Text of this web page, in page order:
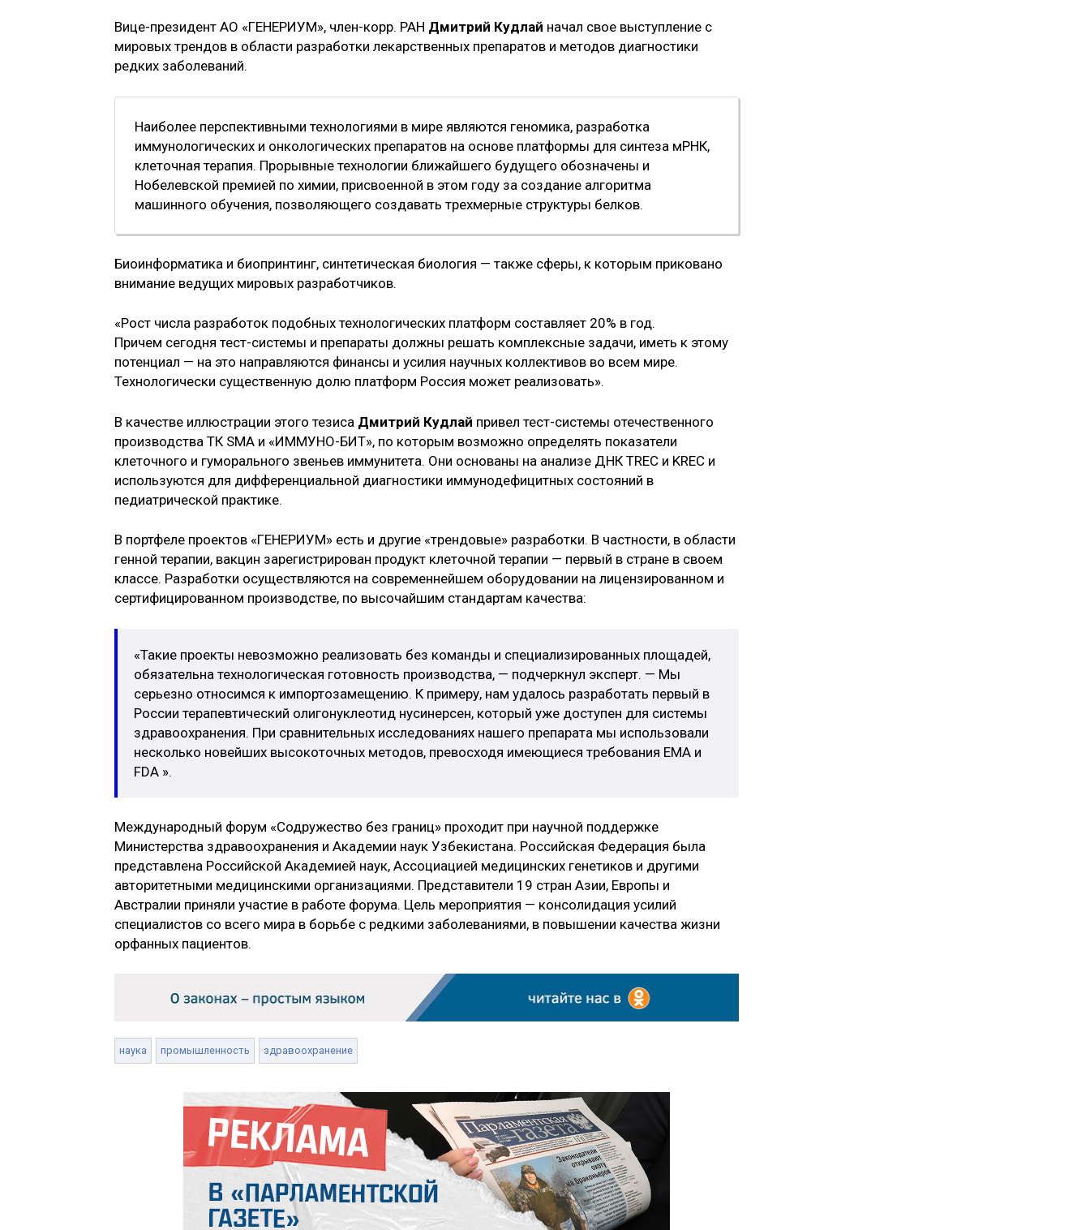
Вице-президент АО «ГЕНЕРИУМ», член-корр. РАН Дмитрий Кудлай начал свое выступление с
мировых трендов в области разработки лекарственных препаратов и методов диагностики
редких заболеваний.
Наиболее перспективными технологиями в мире являются геномика, разработка
иммунологических и онкологических препаратов на основе платформы для синтеза мРНК,
клеточная терапия. Прорывные технологии ближайшего будущего обозначены и
Нобелевской премией по химии, присвоенной в этом году за создание алгоритма
машинного обучения, позволяющего создавать трехмерные структуры белков.
Биоинформатика и биопринтинг, синтетическая биология — также сферы, к которым приковано
внимание ведущих мировых разработчиков.
«Рост числа разработок подобных технологических платформ составляет 20% в год.
Причем сегодня тест-системы и препараты должны решать комплексные задачи, иметь к этому
потенциал — на это направляются финансы и усилия научных коллективов во всем мире.
Технологически существенную долю платформ Россия может реализовать».
В качестве иллюстрации этого тезиса Дмитрий Кудлай привел тест-системы отечественного
производства ТК SMA и «ИММУНО-БИТ», по которым возможно определять показатели
клеточного и гуморального звеньев иммунитета. Они основаны на анализе ДНК TREC и KREC и
используются для дифференциальной диагностики иммунодефицитных состояний в
педиатрической практике.
В портфеле проектов «ГЕНЕРИУМ» есть и другие «трендовые» разработки. В частности, в области
генной терапии, вакцин зарегистрирован продукт клеточной терапии — первый в стране в своем
классе. Разработки осуществляются на современнейшем оборудовании на лицензированном и
сертифицированном производстве, по высочайшим стандартам качества:
«Такие проекты невозможно реализовать без команды и специализированных площадей,
обязательна технологическая готовность производства, — подчеркнул эксперт. — Мы
серьезно относимся к импортозамещению. К примеру, нам удалось разработать первый в
России терапевтический олигонуклеотид нусинерсен, который уже доступен для системы
здравоохранения. При сравнительных исследованиях нашего препарата мы использовали
несколько новейших высокоточных методов, превосходя имеющиеся требования EMA и
FDA ».
Международный форум «Содружество без границ» проходит при научной поддержке
Министерства здравоохранения и Академии наук Узбекистана. Российская Федерация была
представлена Российской Академией наук, Ассоциацией медицинских генетиков и другими
авторитетными медицинскими организациями. Представители 19 стран Азии, Европы и
Австралии приняли участие в работе форума. Цель мероприятия — консолидация усилий
специалистов со всего мира в борьбе с редкими заболеваниями, в повышении качества жизни
орфанных пациентов.
наука промышленность здравоохранение